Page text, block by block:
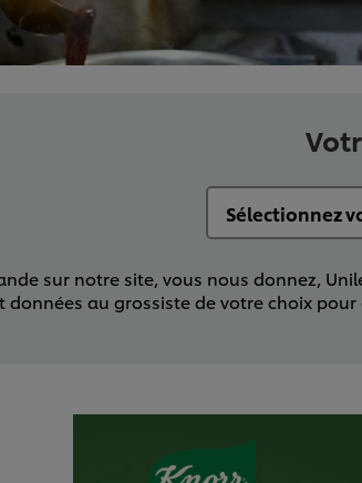
sur notre site, vous nous donnez,
au grossiste de votre choix